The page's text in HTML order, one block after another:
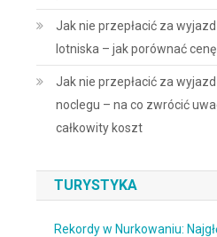
Jak nie przepłacić za
lotniska – jak porównać
Jak nie przepłacić za
noclegu – na co zwrócić
całkowity koszt
TURYSTYKA
Rekordy w Nurkowaniu: